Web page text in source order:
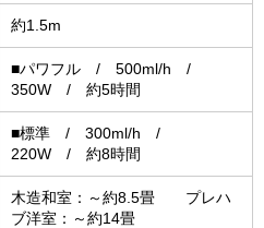
約1.5m
■パワフル / 500ml/h /
350W / 約5時間
■標準 / 300ml/h /
220W / 約8時間
木造和室：～約8.5畳 プレハ
ブ洋室：～約14畳